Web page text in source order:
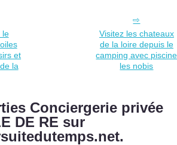
le
et
la
Visitez les chateaux
de la loire depuis le
camping avec piscine
les nobis
Conciergerie privée
DE RE sur